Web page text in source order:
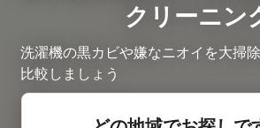
クリーニン
洗濯機の黒カビや嫌なニオイを大掃
比較しましょう